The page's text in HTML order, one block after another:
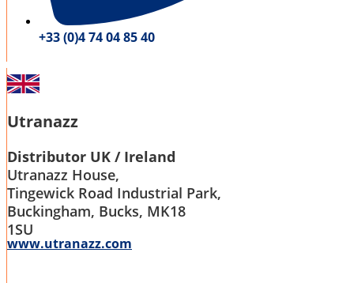
+33 (0)4 74 04 85 40
Utranazz
Distributor UK / Ireland
Utranazz House,
Tingewick Road Industrial Park,
Buckingham, Bucks, MK18
1SU
www.utranazz.com